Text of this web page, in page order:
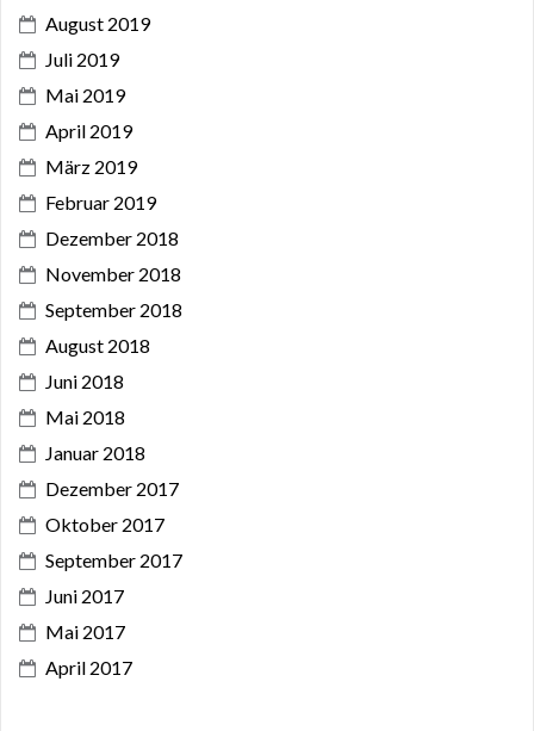
August 2019
Juli 2019
Mai 2019
April 2019
März 2019
Februar 2019
Dezember 2018
November 2018
September 2018
August 2018
Juni 2018
Mai 2018
Januar 2018
Dezember 2017
Oktober 2017
September 2017
Juni 2017
Mai 2017
April 2017